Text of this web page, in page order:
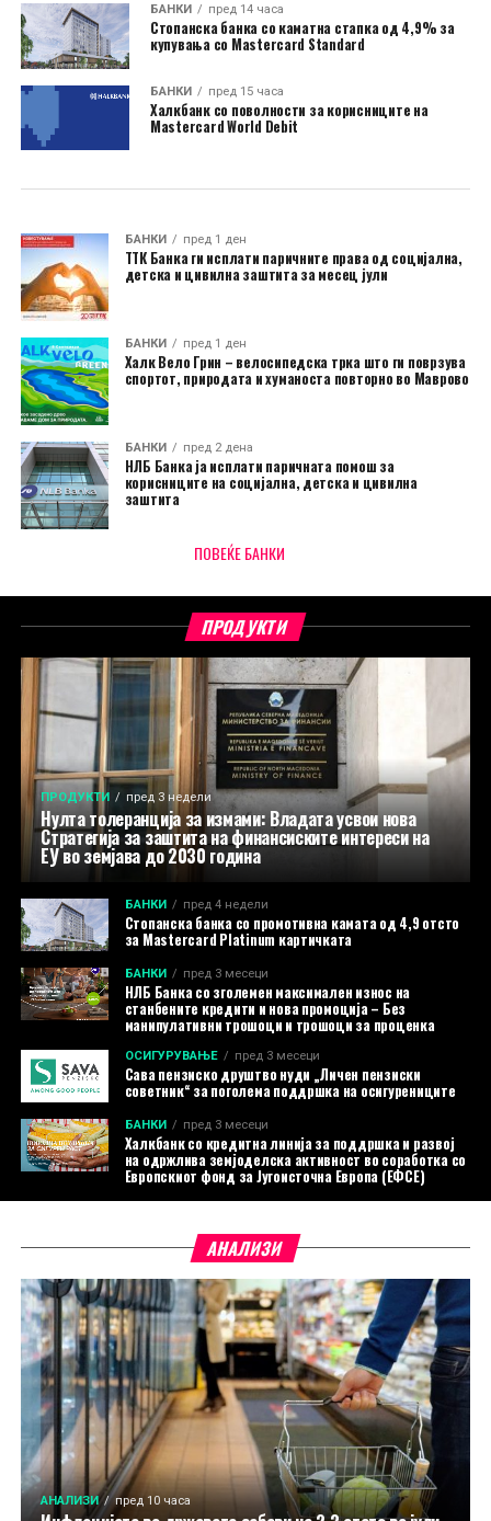
БАНКИ пред 14 часа
Стопанска банка со каматна стапка од 4,9% за
купувања со Mastercard Standard
БАНКИ пред 15 часа
Халкбанк со поволности за корисниците на
Mastercard World Debit
БАНКИ пред 1 ден
ТТК Банка ги исплати паричните права од социјална,
детска и цивилна заштита за месец јули
БАНКИ пред 1 ден
Халк Вело Грин – велосипедска трка што ги поврзува
спортот, природата и хуманоста повторно во Маврово
БАНКИ пред 2 дена
НЛБ Банка ја исплати паричната помош за
корисниците на социјална, детска и цивилна
заштита
ПОВЕЌЕ БАНКИ
ПРОДУКТИ
ПРОДУКТИ пред 3 недели
Нулта толеранција за измами: Владата усвои нова
Стратегија за заштита на финансиските интереси на
ЕУ во земјава до 2030 година
БАНКИ пред 4 недели
Стопанска банка со промотивна камата од 4,9 отсто
за Mastercard Platinum картичката
БАНКИ пред 3 месеци
НЛБ Банка со зголемен максимален износ на
станбените кредити и нова промоција – Без
манипулативни трошоци и трошоци за проценка
ОСИГУРУВАЊЕ пред 3 месеци
Сава пензиско друштво нуди „Личен пензиски
советник“ за поголема поддршка на осигурениците
БАНКИ пред 3 месеци
Халкбанк со кредитна линија за поддршка и развој
на одржлива земјоделска активност во соработка со
Европскиот фонд за Југоисточна Европа (ЕФСЕ)
АНАЛИЗИ
АНАЛИЗИ пред 10 часа